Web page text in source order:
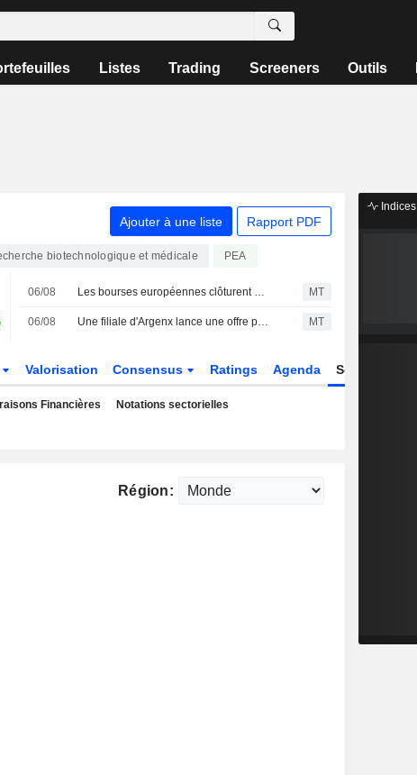
Listes Trading Screeners Outils
Ajouter à une liste Rapport PDF
biotechnologique et médicale PEA
06/08 Les bourses européennes clôturent en ordre dispersé, les investisseurs attentifs aux négociations sur l'accord avec l'Iran MT
06/08 Une filiale d'Argenx lance une offre publique d'achat sur Forte Biosciences MT
Valorisation Consensus Ratings Agenda Secteur
Financières Notations sectorielles
Région:
Indices